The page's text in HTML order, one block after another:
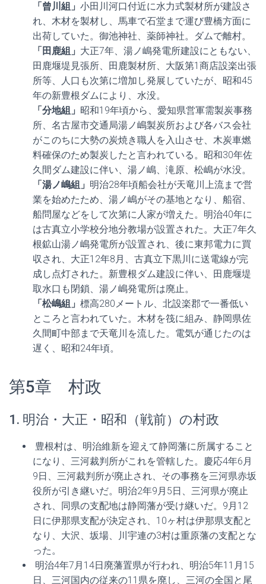
「曾川組」 小田川河口付近に水力式製材所が建設さ
れ、木材を製材し、馬車で石堂まで運び豊橋方面に
出荷していた。御池神社、薬師神社。ダムで離村。
「田鹿組」 大正7年、湯ノ嶋発電所建設にともない、
田鹿堰堤見張所、田鹿製材所、大阪第1商店設楽出張
所等、人口も次第に増加し発展していたが、昭和45
年の新豊根ダムにより、水没。
「分地組」 昭和19年頃から、愛知県営軍需製炭事務
所、名古屋市交通局湯ノ嶋製炭所および各バス会社
がこのちに大勢の炭焼き職人を入山させ、木炭車燃
料確保のため製炭したと言われている。昭和30年佐
久間ダム建設に伴い、湯ノ嶋、滝原、松嶋が水没。
「湯ノ嶋組」 明治28年頃船会社が天竜川上流まで営
業を始めたため、湯ノ嶋がその基地となり、船宿、
船問屋などをして次第に人家が増えた。明治40年に
は古真立小学校分地分教場が設置された。大正7年久
根鉱山湯ノ嶋発電所が設置され、後に東邦電力に買
収され、大正12年8月、古真立下黒川に送電線が完
成し点灯された。新豊根ダム建設に伴い、田鹿堰堤
取水口も閉鎖、湯ノ嶋発電所は廃止。
「松嶋組」 標高280メートル、北設楽郡で一番低い
ところと言われていた。木材を筏に組み、静岡県佐
久間町中部まで天竜川を流した。電気が通じたのは
遅く、昭和24年頃。
第5章 村政
1. 明治・大正・昭和（戦前）の村政
豊根村は、明治維新を迎えて静岡藩に所属すること
になり、三河裁判所がこれを管轄した。慶応4年6月
9日、三河裁判所が廃止され、その事務を三河県赤坂
役所が引き継いだ。明治2年9月5日、三河県が廃止
され、同県の支配地は静岡藩が受け継いだ。9月12
日に伊那県支配が決定され、10ヶ村は伊那県支配と
なり、大沢、坂場、川宇連の3村は重原藩の支配とな
った。
明治4年7月14日廃藩置県が行われ、明治5年11月15
日、三河国内の従来の11県を廃し、三河の全国と尾